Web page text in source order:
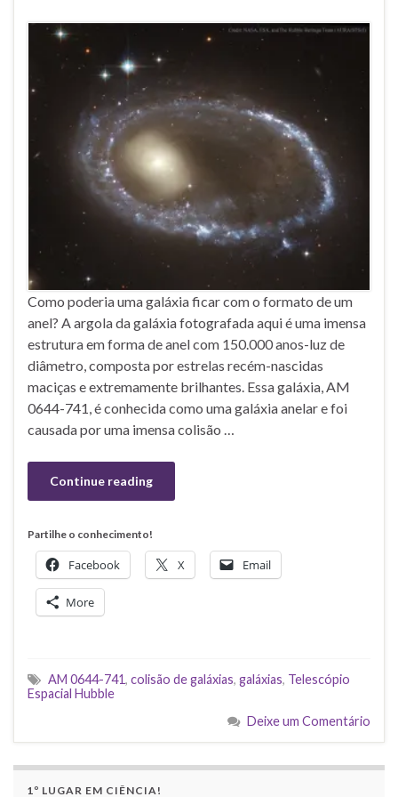
Como poderia uma galáxia ficar com o formato de um
anel? A argola da galáxia fotografada aqui é uma imensa
estrutura em forma de anel com 150.000 anos-luz de
diâmetro, composta por estrelas recém-nascidas
maciças e extremamente brilhantes. Essa galáxia, AM
0644-741, é conhecida como uma galáxia anelar e foi
causada por uma imensa colisão …
Continue reading
Partilhe o conhecimento!
Facebook X Email
More
AM 0644-741, colisão de galáxias, galáxias, Telescópio
Espacial Hubble
Deixe um Comentário
1º LUGAR EM CIÊNCIA!